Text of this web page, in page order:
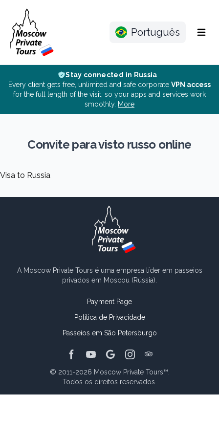
Português Menu
Stay connected in Russia
Every client gets free, unlimited and safe corporate VPN access
for the full length of the visit, so your apps and services work
smoothly. More
Convite para visto russo online
Visa to Russia
A Moscow Private Tours é uma empresa líder em passeios
privados em Moscou (Rússia).
Payment Page
Política de Privacidade
Passeios em São Petersburgo
© 2011-2026 Moscow Private Tours™
Todos os direitos reservados.